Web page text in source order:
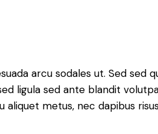
arcu sodales ut. Sed sed
ligula sed ante blandit
metus, nec dapibus